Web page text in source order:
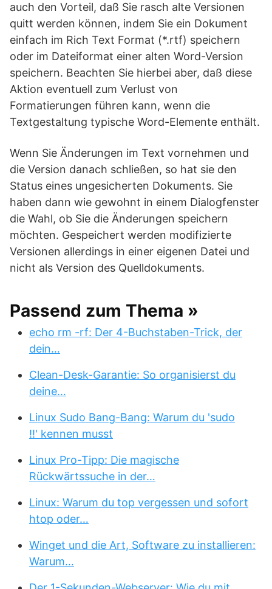
auch den Vorteil, daß Sie rasch alte Versionen
quitt werden können, indem Sie ein Dokument
einfach im Rich Text Format (*.rtf) speichern
oder im Dateiformat einer alten Word-Version
speichern. Beachten Sie hierbei aber, daß diese
Aktion eventuell zum Verlust von
Formatierungen führen kann, wenn die
Textgestaltung typische Word-Elemente enthält.
Wenn Sie Änderungen im Text vornehmen und
die Version danach schließen, so hat sie den
Status eines ungesicherten Dokuments. Sie
haben dann wie gewohnt in einem Dialogfenster
die Wahl, ob Sie die Änderungen speichern
möchten. Gespeichert werden modifizierte
Versionen allerdings in einer eigenen Datei und
nicht als Version des Quelldokuments.
Passend zum Thema »
echo rm -rf: Der 4-Buchstaben-Trick, der
dein…
Clean-Desk-Garantie: So organisierst du
deine…
Linux Sudo Bang-Bang: Warum du 'sudo
!!' kennen musst
Linux Pro-Tipp: Die magische
Rückwärtssuche in der…
Linux: Warum du top vergessen und sofort
htop oder…
Winget und die Art, Software zu installieren:
Warum…